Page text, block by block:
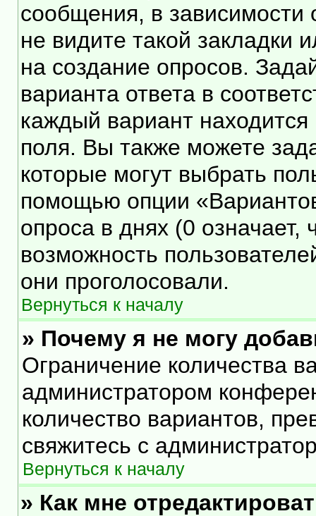
сообщения, в зависимости
не видите такой
на создание опросов.
варианта ответа в
каждый вариант находится
поля. Вы также можете
которые могут выбрать
помощью опции
опроса в днях (0 означает,
возможность
они проголосовали.
Вернуться к началу
» Почему я не могу
Ограничение количества
администратором
количество вариантов,
свяжитесь с
Вернуться к началу
» Как мне